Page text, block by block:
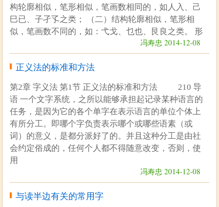
构轮廓相似，笔形相似，笔画数相同的，如人入、己
巳已、子孑孓之类； （二）结构轮廓相似，笔形相
似，笔画数不同的，如：弋戈、乜也、艮良之类。 形
冯寿忠 2014-12-08
正义法的标准和方法
第2章 字义法 第1节 正义法的标准和方法 210 导
语 一个文字系统，之所以能够承担起记录某种语言的
任务，是因为它的各个单字在表示语言的单位个体上
有所分工。即哪个字负责表示哪个或哪些语素（或
词）的意义，是都分派好了的。并且这种分工是由社
会约定俗成的，任何个人都不得随意改变，否则，使
用
冯寿忠 2014-12-08
与读半边有关的常用字